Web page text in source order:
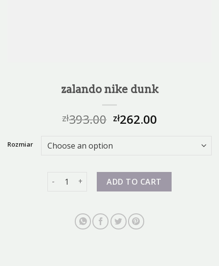
zalando nike dunk
zł393.00 zł262.00
Rozmiar
zalando nike dunk quantity
ADD TO CART